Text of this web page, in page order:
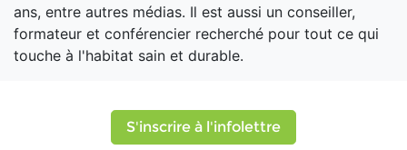
ans, entre autres médias. Il est aussi un conseiller,
formateur et conférencier recherché pour tout ce qui
touche à l'habitat sain et durable.
S'inscrire à l'infolettre